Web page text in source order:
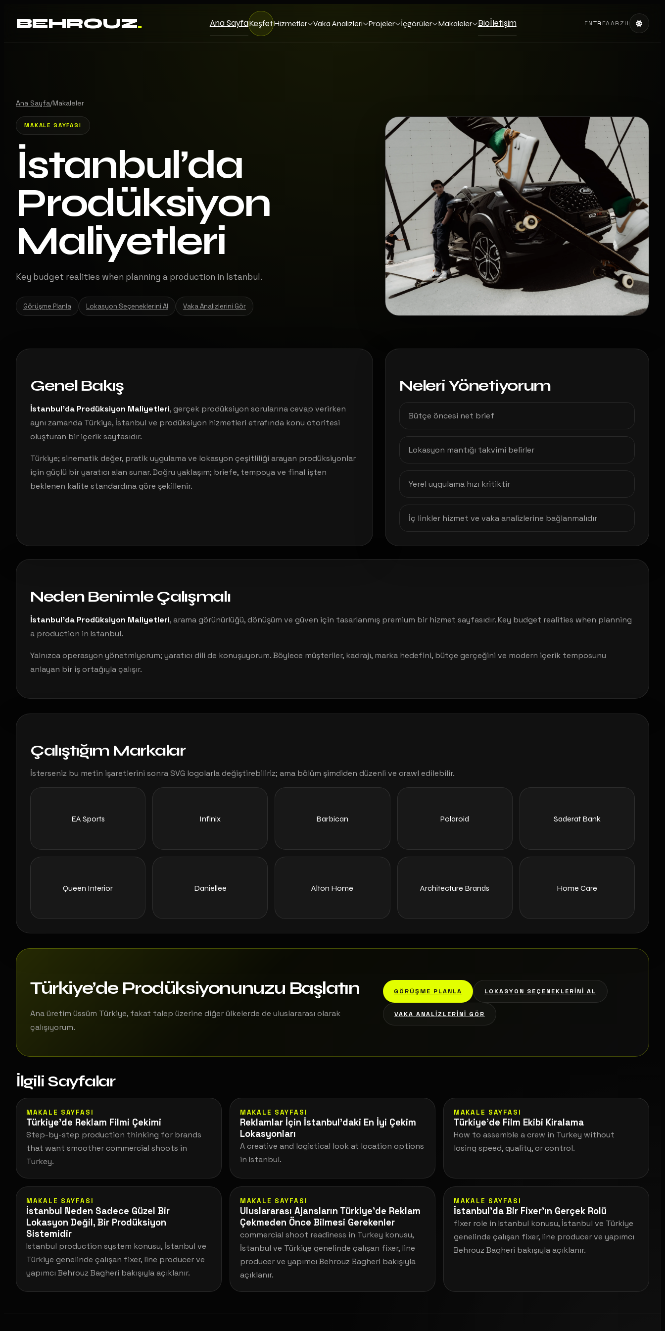
BEHROUZ. Ana SayfaKeşfetHizmetler Vaka Analizleri Projeler İçgörüler Makaleler Bioİletişim ENTR FAAR ZH
Ana Sayfa/Makaleler
MAKALE SAYFASI
İstanbul’da
Prodüksiyon
Maliyetleri
Key budget realities when planning a production in Istanbul.
Görüşme Planla Lokasyon Seçeneklerini Al Vaka Analizlerini Gör
Genel Bakış
İstanbul’da Prodüksiyon Maliyetleri, gerçek prodüksiyon sorularına cevap verirken
aynı zamanda Türkiye, İstanbul ve prodüksiyon hizmetleri etrafında konu otoritesi
oluşturan bir içerik sayfasıdır.
Türkiye; sinematik değer, pratik uygulama ve lokasyon çeşitliliği arayan prodüksiyonlar
için güçlü bir yaratıcı alan sunar. Doğru yaklaşım; briefe, tempoya ve final işten
beklenen kalite standardına göre şekillenir.
Neleri Yönetiyorum
Bütçe öncesi net brief
Lokasyon mantığı takvimi belirler
Yerel uygulama hızı kritiktir
İç linkler hizmet ve vaka analizlerine bağlanmalıdır
Neden Benimle Çalışmalı
İstanbul’da Prodüksiyon Maliyetleri, arama görünürlüğü, dönüşüm ve güven için tasarlanmış premium bir hizmet sayfasıdır. Key budget realities when planning
a production in Istanbul.
Yalnızca operasyon yönetmiyorum; yaratıcı dili de konuşuyorum. Böylece müşteriler, kadrajı, marka hedefini, bütçe gerçeğini ve modern içerik temposunu
anlayan bir iş ortağıyla çalışır.
Çalıştığım Markalar
İsterseniz bu metin işaretlerini sonra SVG logolarla değiştirebiliriz; ama bölüm şimdiden düzenli ve crawl edilebilir.
EA Sports Infinix Barbican Polaroid Saderat Bank
Queen Interior Daniellee Alton Home Architecture Brands Home Care
Türkiye’de Prodüksiyonunuzu Başlatın
Ana üretim üssüm Türkiye, fakat talep üzerine diğer ülkelerde de uluslararası olarak
çalışıyorum.
GÖRÜŞME PLANLA LOKASYON SEÇENEKLERINI AL
VAKA ANALIZLERINI GÖR
İlgili Sayfalar
MAKALE SAYFASI
Türkiye’de Reklam Filmi Çekimi
Step-by-step production thinking for brands
that want smoother commercial shoots in
Turkey.
MAKALE SAYFASI
Reklamlar İçin İstanbul’daki En İyi Çekim
Lokasyonları
A creative and logistical look at location options
in Istanbul.
MAKALE SAYFASI
Türkiye’de Film Ekibi Kiralama
How to assemble a crew in Turkey without
losing speed, quality, or control.
MAKALE SAYFASI
İstanbul Neden Sadece Güzel Bir
Lokasyon Değil, Bir Prodüksiyon
Sistemidir
Istanbul production system konusu, İstanbul ve
Türkiye genelinde çalışan fixer, line producer ve
yapımcı Behrouz Bagheri bakışıyla açıklanır.
MAKALE SAYFASI
Uluslararası Ajansların Türkiye’de Reklam
Çekmeden Önce Bilmesi Gerekenler
commercial shoot readiness in Turkey konusu,
İstanbul ve Türkiye genelinde çalışan fixer, line
producer ve yapımcı Behrouz Bagheri bakışıyla
açıklanır.
MAKALE SAYFASI
İstanbul’da Bir Fixer’ın Gerçek Rolü
fixer role in Istanbul konusu, İstanbul ve Türkiye
genelinde çalışan fixer, line producer ve yapımcı
Behrouz Bagheri bakışıyla açıklanır.